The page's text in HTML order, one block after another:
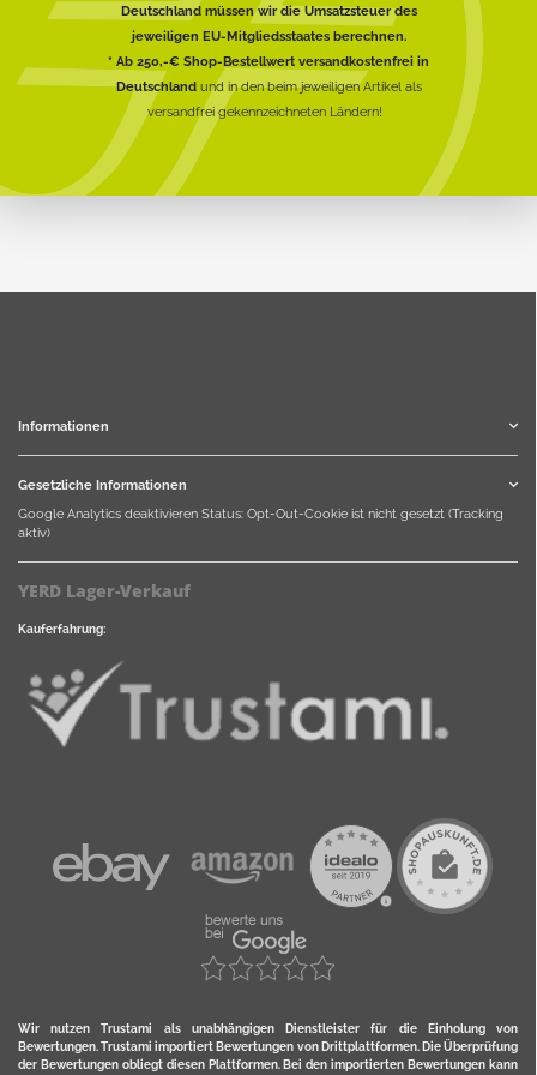
Deutschland müssen wir die Umsatzsteuer des
jeweiligen EU-Mitgliedsstaates berechnen.
* Ab 250,-€ Shop-Bestellwert versandkostenfrei in
Deutschlandund in den beim jeweiligen Artikel als
versandfrei gekennzeichneten Ländern!
Informationen
Gesetzliche Informationen
Google Analytics deaktivieren Status: Opt-Out-Cookie ist nicht gesetzt (Tracking
aktiv)
YERD Lager-Verkauf
Kauferfahrung:
Wir nutzen Trustami als unabhängigen Dienstleister für die Einholung von
Bewertungen. Trustami importiert Bewertungen von Drittplattformen. Die Überprüfung
der Bewertungen obliegt diesen Plattformen. Bei den importierten Bewertungen kann